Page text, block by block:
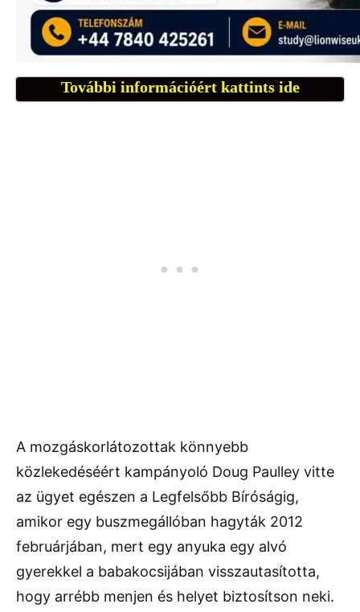
További információért kattints ide
A mozgáskorlátozottak könnyebb
közlekedéséért kampányoló Doug Paulley vitte
az ügyet egészen a Legfelsőbb Bíróságig,
amikor egy buszmegállóban hagyták 2012
februárjában, mert egy anyuka egy alvó
gyerekkel a babakocsijában visszautasította,
hogy arrébb menjen és helyet biztosítson neki.